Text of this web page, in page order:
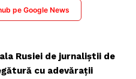
pe Google News
Rusiei de jurnaliștii de
cu adevărații